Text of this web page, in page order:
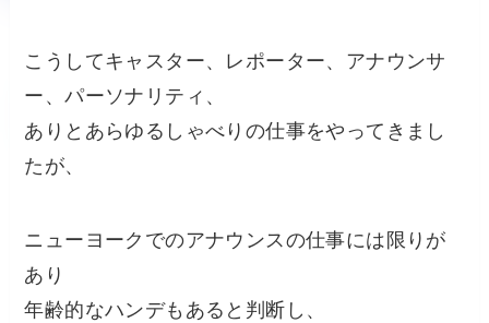
こうしてキャスター、レポーター、アナウンサ
ー、パーソナリティ、
ありとあらゆるしゃべりの仕事をやってきまし
たが、
ニューヨークでのアナウンスの仕事には限りが
あり
年齢的なハンデもあると判断し、